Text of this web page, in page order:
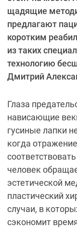
щадящие
предлагают
коротким
из таких
технологию
Дмитрий
Глаза
нависающие
гусиные лапки
когда
человек
эстетической
пластический
случаи, в
сэкономит